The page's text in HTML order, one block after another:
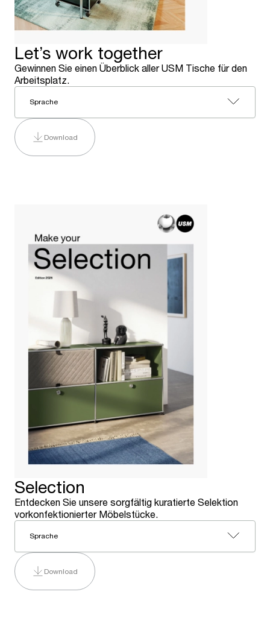
Let’s work together
Gewinnen Sie einen Überblick aller USM Tische für den
Arbeitsplatz.
Sprache
Download
Selection
Entdecken Sie unsere sorgfältig kuratierte Selektion
vorkonfektionierter Möbelstücke.
Sprache
Download